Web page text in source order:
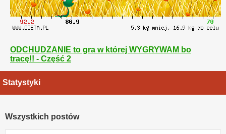
ODCHUDZANIE to gra w której WYGRYWAM bo
tracę!! - Część 2
Statystyki
Wszystkich postów